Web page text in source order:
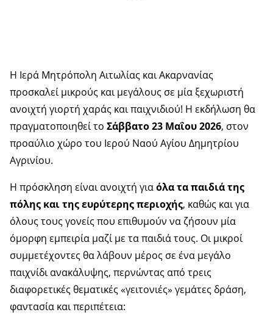
Η Ιερά Μητρόπολη Αιτωλίας και Ακαρνανίας
προσκαλεί μικρούς και μεγάλους σε μία ξεχωριστή
ανοιχτή γιορτή χαράς και παιχνιδιού! Η εκδήλωση θα
πραγματοποιηθεί το Σάββατο 23 Μαΐου 2026, στον
προαύλιο χώρο του Ιερού Ναού Αγίου Δημητρίου
Αγρινίου.
Η πρόσκληση είναι ανοιχτή γιαόλα τα παιδιά της
πόλης και της ευρύτερης περιοχής, καθώς και για
όλους τους γονείς που επιθυμούν να ζήσουν μία
όμορφη εμπειρία μαζί με τα παιδιά τους. Οι μικροί
συμμετέχοντες θα λάβουν μέρος σε ένα μεγάλο
παιχνίδι ανακάλυψης, περνώντας από τρεις
διαφορετικές θεματικές «γειτονιές» γεμάτες δράση,
φαντασία και περιπέτεια: